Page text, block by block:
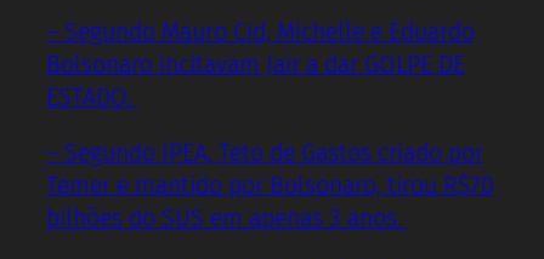
– Segundo Mauro Cid, Michelle e Eduardo
Bolsonaro incitavam Jair a dar GOLPE DE
ESTADO.
– Segundo IPEA, Teto de Gastos criado por
Temer e mantido por Bolsonaro, tirou R$70
bilhões do SUS em apenas 3 anos.